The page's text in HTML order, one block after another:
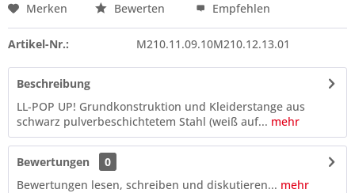
Preis anfragen
Merken Bewerten Empfehlen
Artikel-Nr.: M210.11.09.10M210.12.13.01
Beschreibung
LL-POP UP! Grundkonstruktion und Kleiderstange aus
schwarz pulverbeschichtetem Stahl (weiß auf... mehr
Bewertungen
0
Bewertungen lesen, schreiben und diskutieren... mehr